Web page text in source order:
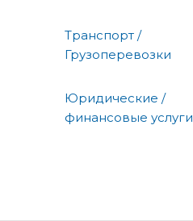
Транспорт /
Грузоперевозки
Юридические /
финансовые услуги